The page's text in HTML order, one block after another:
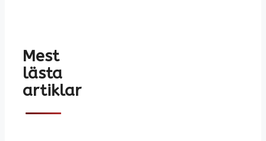
Mest
lästa
artiklar